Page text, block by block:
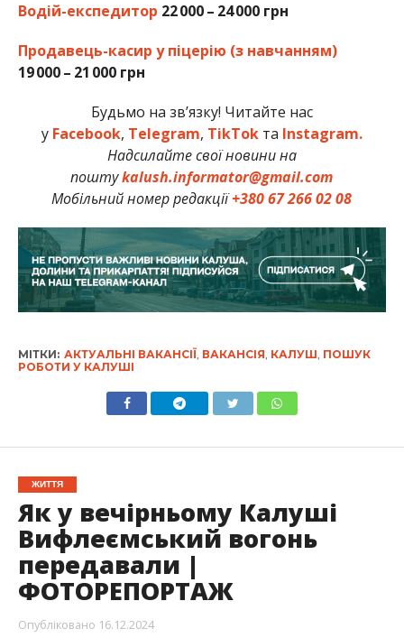
Водій-експедитор 22 000 – 24 000 грн
Продавець-касир у піцерію (з навчанням)
19 000 – 21 000 грн
Будьмо на зв’язку! Читайте нас
у Facebook, Telegram, TikTokта Instagram.
Надсилайте свої новини на
поштуkalush.informator@gmail.com
Мобільний номер редакції+380 67 266 02 08
МІТКИ: АКТУАЛЬНІ ВАКАНСІЇ ВАКАНСІЯ КАЛУШ ПОШУК
РОБОТИ У КАЛУШІ
ЖИТТЯ
Як у вечірньому Калуші
Вифлеємський вогонь
передавали |
ФОТОРЕПОРТАЖ
Опубліковано 16.12.2024